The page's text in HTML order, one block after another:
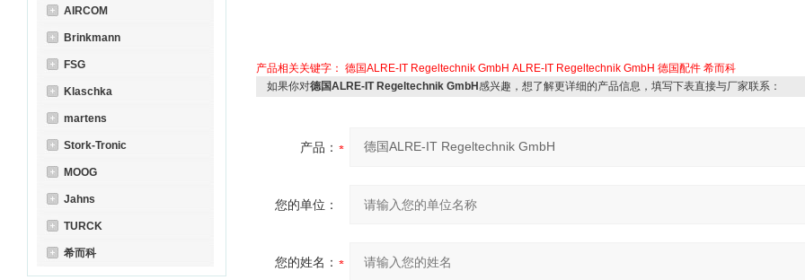
AIRCOM
Brinkmann
FSG
Klaschka
martens
Stork-Tronic
MOOG
Jahns
TURCK
希而科
产品相关关键字： 德国ALRE-IT Regeltechnik GmbH ALRE-IT Regeltechnik GmbH 德国配件 希而科
如果你对德国ALRE-IT Regeltechnik GmbH 感兴趣，想了解更详细的产品信息，填写下表直接与厂家联系：
产品：
您的单位：
您的姓名：